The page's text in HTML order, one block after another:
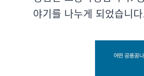
야기를 나누게 되었습니